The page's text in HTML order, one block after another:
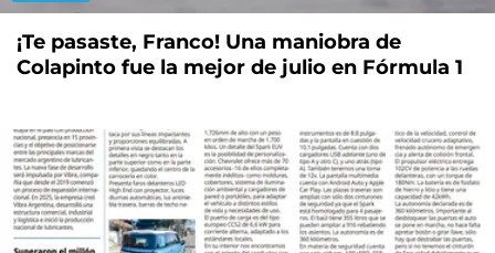
¡Te pasaste, Franco! Una maniobra de
Colapinto fue la mejor de julio en Fórmula 1